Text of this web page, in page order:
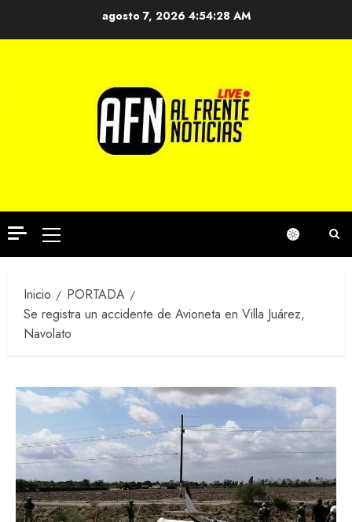
agosto 7, 2026 4:54:28 AM
Menú
principal
Inicio
PORTADA
Se registra un accidente de Avioneta en Villa Juárez,
Navolato